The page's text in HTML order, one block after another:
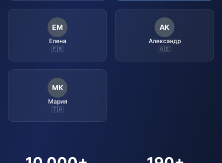
ЕМ
Елена
🇫🇷
АК
Александр
🇦🇪
МК
Мария
🇹🇭